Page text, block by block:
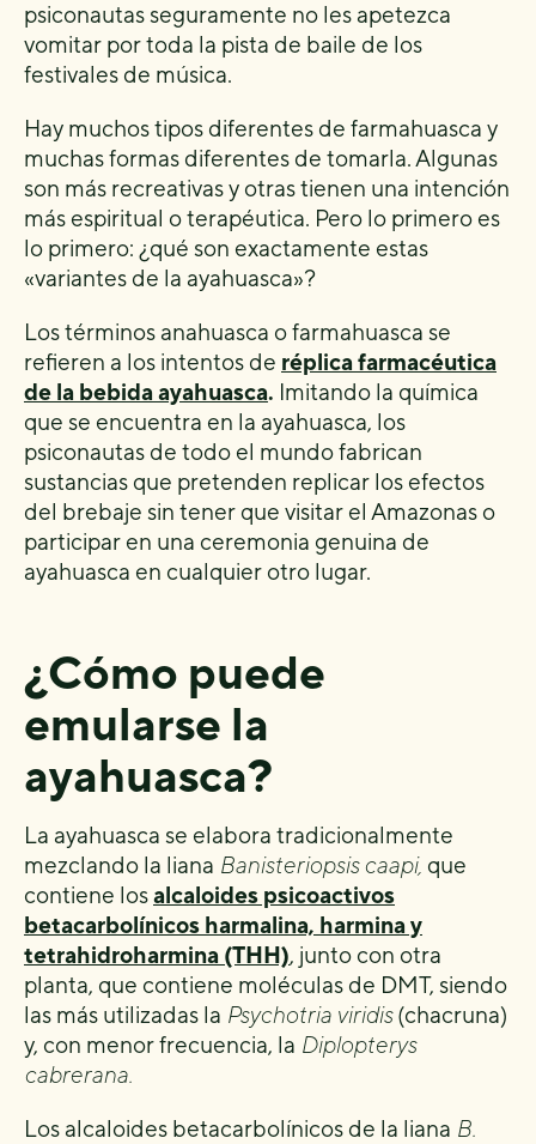
psiconautas seguramente no les apetezca
vomitar por toda la pista de baile de los
festivales de música.
Hay muchos tipos diferentes de farmahuasca y
muchas formas diferentes de tomarla. Algunas
son más recreativas y otras tienen una intención
más espiritual o terapéutica. Pero lo primero es
lo primero: ¿qué son exactamente estas
«variantes de la ayahuasca»?
Los términos anahuasca o farmahuasca se
refieren a los intentos de réplica farmacéutica
de la bebida ayahuasca. Imitando la química
que se encuentra en la ayahuasca, los
psiconautas de todo el mundo fabrican
sustancias que pretenden replicar los efectos
del brebaje sin tener que visitar el Amazonas o
participar en una ceremonia genuina de
ayahuasca en cualquier otro lugar.
¿Cómo puede
emularse la
ayahuasca?
La ayahuasca se elabora tradicionalmente
mezclando la liana Banisteriopsis caapi, que
contiene losalcaloides psicoactivos
betacarbolínicos harmalina, harmina y
tetrahidroharmina (THH), junto con otra
planta, que contiene moléculas de DMT, siendo
las más utilizadas la Psychotria viridis(chacruna)
y, con menor frecuencia, la Diplopterys
cabrerana.
Los alcaloides betacarbolínicos de la liana B.